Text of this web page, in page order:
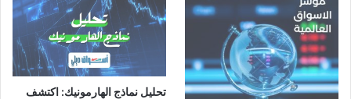
تحليل نماذج الهارمونيك: اكتشف